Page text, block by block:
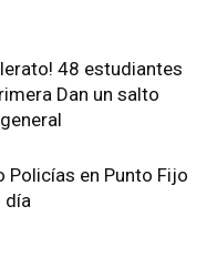
48 estudiantes
Dan un salto
Policías en Punto Fijo
día